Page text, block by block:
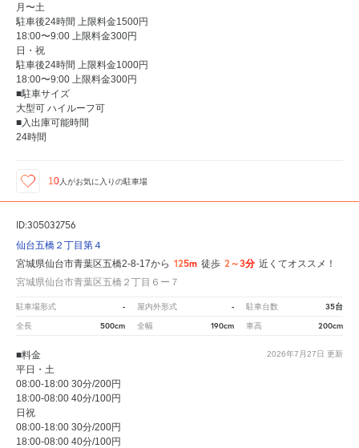
月〜土
駐車後24時間 上限料金1500円
18:00〜9:00 上限料金300円
日・祝
駐車後24時間 上限料金1000円
18:00〜9:00 上限料金300円
■駐車サイズ
大型可 ハイルーフ可
■入出庫可能時間
24時間
10 人がお気に入りの駐車場
ID:305032756
仙台五橋２丁目第４
宮城県仙台市青葉区五橋2-8-17から 125m 徒歩 2～3分 近くてオススメ！
宮城県仙台市青葉区五橋２丁目６ー７
駐車場形式 - 屋内外形式 - 駐車台数 35台
全長 500cm 全幅 190cm 車高 200cm
2026年7月27日 更新
■料金
平日・土
08:00-18:00 30分/200円
18:00-08:00 40分/100円
日祝
08:00-18:00 30分/200円
18:00-08:00 40分/100円